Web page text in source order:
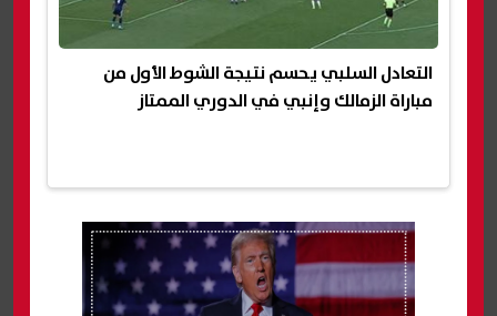
التعادل السلبي يحسم نتيجة الشوط الأول من
مباراة الزمالك وإنبي في الدوري الممتاز